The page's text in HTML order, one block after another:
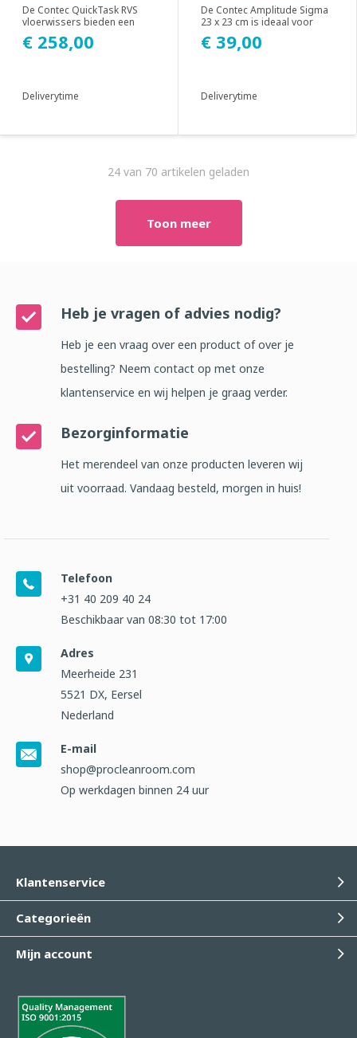
De Contec QuickTask RVS
vloerwissers bieden een
zeer efficiënte manier om
oppervlakken te...
€ 258,00
Deliverytime
De Contec Amplitude Sigma
23 x 23 cm is ideaal voor
algemene
reinigingstoepassingen en
€ 39,00
Deliverytime
24 van 70 artikelen geladen
Toon meer
Heb je vragen of advies nodig?
Heb je een vraag over een product of over je
bestelling? Neem contact op met onze
klantenservice en wij helpen je graag verder.
Bezorginformatie
Het merendeel van onze producten leveren wij
uit voorraad. Vandaag besteld, morgen in huis!
Telefoon
+31 40 209 40 24
Beschikbaar van 08:30 tot 17:00
Adres
Meerheide 231
5521 DX, Eersel
Nederland
E-mail
shop@procleanroom.com
Op werkdagen binnen 24 uur
Klantenservice
Categorieën
Mijn account